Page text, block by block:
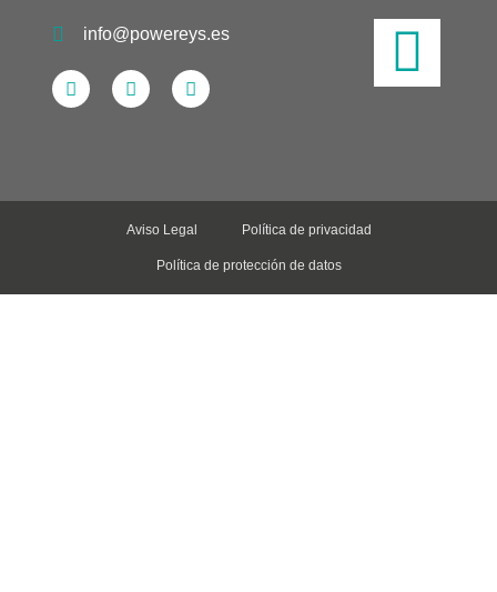
info@powereys.es
Aviso Legal Política de privacidad
Política de protección de datos